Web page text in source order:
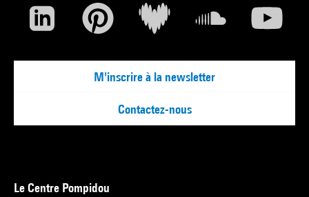
M'inscrire à la newsletter
Contactez-nous
Le Centre Pompidou